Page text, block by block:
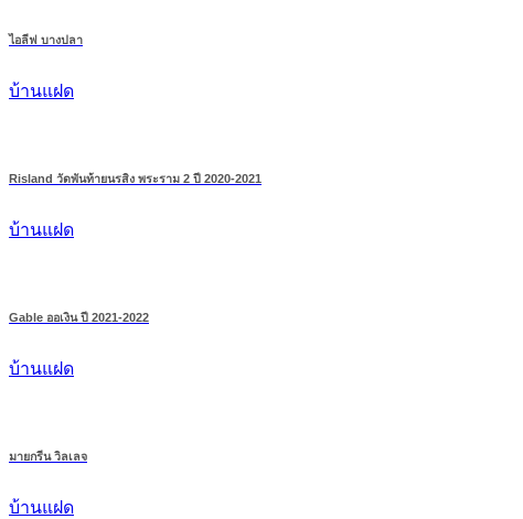
ไอลีฟ บางปลา
บ้านแฝด
Risland วัดพันท้ายนรสิง พระราม 2 ปี 2020-2021
บ้านแฝด
Gable ออเงิน ปี 2021-2022
บ้านแฝด
มายกรีน วิลเลจ
บ้านแฝด